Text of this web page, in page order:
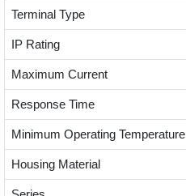
Terminal Type
IP Rating
Maximum Current
Response Time
Minimum Operating Temperature
Housing Material